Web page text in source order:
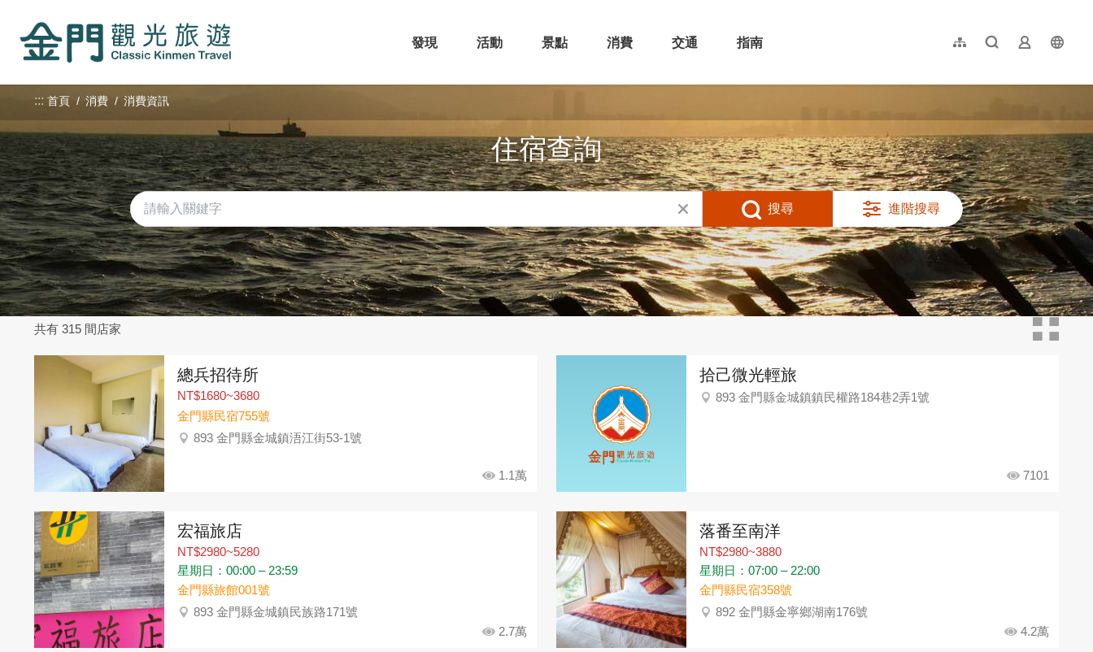
內
發現
活動 景點 消費 交通 指南 網站導覽全文檢索業者登入
简体中文
日本語
한국어
::: 首頁 消費 消費資訊
住宿查詢
搜尋 進階搜尋
共有 315 間店家
總兵招待所
NT$1680~3680
金門縣民宿755號
893 金門縣金城鎮浯江街53-1號
1.1萬
拾己微光輕旅
893 金門縣金城鎮鎮民權路184巷2弄1號
7101
宏福旅店
NT$2980~5280
星期日：00:00 – 23:59
金門縣旅館001號
893 金門縣金城鎮民族路171號
2.7萬
落番至南洋
NT$2980~3880
星期日：07:00 – 22:00
金門縣民宿358號
892 金門縣金寧鄉湖南176號
4.2萬